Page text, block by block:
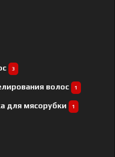
3
волос 1
для мясорубки 1